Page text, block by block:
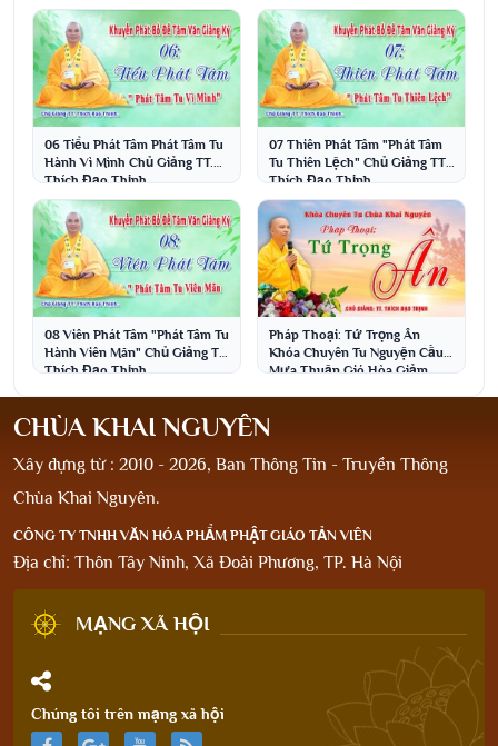
06 Tiểu Phát Tâm Phát Tâm Tu
Hành Vì Mình Chủ Giảng TT.
Thích Đạo Thịnh
07 Thiên Phát Tâm "Phát Tâm
Tu Thiên Lệch" Chủ Giảng TT.
Thích Đạo Thịnh
08 Viên Phát Tâm "Phát Tâm Tu
Hành Viên Mãn" Chủ Giảng TT.
Thích Đạo Thịnh
Pháp Thoại: Tứ Trọng Ân
Khóa Chuyên Tu Nguyện Cầu
Mưa Thuận Gió Hòa Giảm
CHÙA KHAI NGUYÊN
Xây dựng từ : 2010 - 2026, Ban Thông Tin - Truyền Thông
Chùa Khai Nguyên.
CÔNG TY TNHH VĂN HÓA PHẨM PHẬT GIÁO TẢN VIÊN
Địa chỉ: Thôn Tây Ninh, Xã Đoài Phương, TP. Hà Nội
MẠNG XÃ HỘI
Chúng tôi trên mạng xã hội